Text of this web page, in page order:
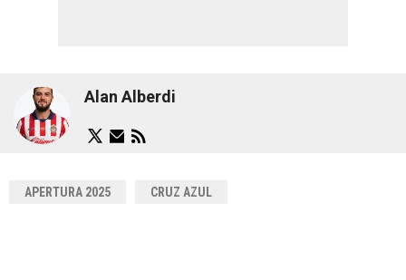
Alan Alberdi
APERTURA 2025 CRUZ AZUL